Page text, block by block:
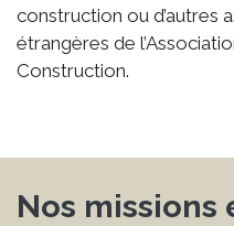
construction ou d’autres
étrangères de
Construction.
Nos